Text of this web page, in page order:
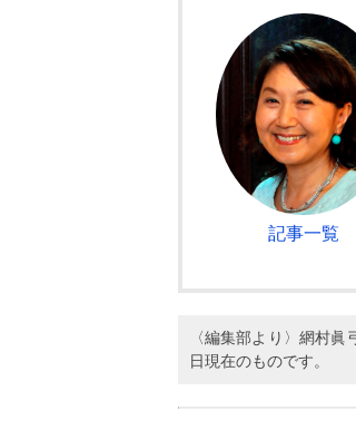
記事一覧
〈編集部より〉網村
日現在のものです。